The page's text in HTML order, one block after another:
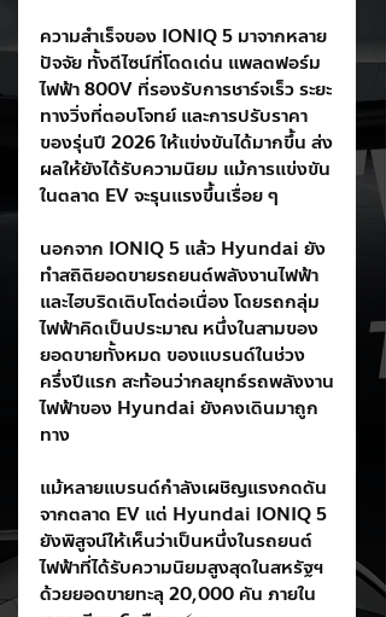
ความสำเร็จของ IONIQ 5 มาจากหลาย
ปัจจัย ทั้งดีไซน์ที่โดดเด่น แพลตฟอร์ม
ไฟฟ้า 800V ที่รองรับการชาร์จเร็ว ระยะ
ทางวิ่งที่ตอบโจทย์ และการปรับราคา
ของรุ่นปี 2026 ให้แข่งขันได้มากขึ้น ส่ง
ผลให้ยังได้รับความนิยม แม้การแข่งขัน
ในตลาด EV จะรุนแรงขึ้นเรื่อย ๆ
นอกจาก IONIQ 5 แล้ว Hyundai ยัง
ทำสถิติยอดขายรถยนต์พลังงานไฟฟ้า
และไฮบริดเติบโตต่อเนื่อง โดยรถกลุ่ม
ไฟฟ้าคิดเป็นประมาณ หนึ่งในสามของ
ยอดขายทั้งหมด ของแบรนด์ในช่วง
ครึ่งปีแรก สะท้อนว่ากลยุทธ์รถพลังงาน
ไฟฟ้าของ Hyundai ยังคงเดินมาถูก
ทาง
แม้หลายแบรนด์กำลังเผชิญแรงกดดัน
จากตลาด EV แต่ Hyundai IONIQ 5
ยังพิสูจน์ให้เห็นว่าเป็นหนึ่งในรถยนต์
ไฟฟ้าที่ได้รับความนิยมสูงสุดในสหรัฐฯ
ด้วยยอดขายทะลุ 20,000 คัน ภายใน